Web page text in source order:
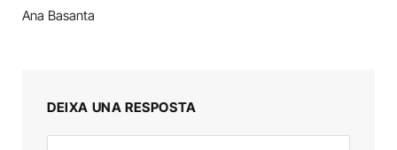
Ana Basanta
DEIXA UNA RESPOSTA